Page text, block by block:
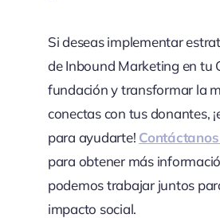
Si deseas implementar
de Inbound Marketing en tu
fundación y transformar la
conectas con tus donantes,
para ayudarte!
para obtener más
podemos trabajar juntos
impacto social.